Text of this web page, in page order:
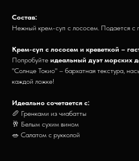
Состав:
Нежный крем-суп с лососем. Подается с
Крем-суп с лососем и креветкой –
Попробуйте идеальный дуэт морских
"Солнце Токио" – бархатная текстура,
каждой ложке!
Идеально сочетается с:
🥖 Гренками из чиабатты
🥂 Белым сухим вином
🥗 Салатом с рукколой